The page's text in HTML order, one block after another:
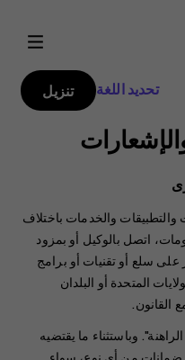
تحديد اللغة تنزيل
والخدمات باختلاف
اتصل بالوكيل أو بمزود
سلع أو تقنيات أو برامج
المتحدة أو البلدان
القانون.
وباستثناء ما يقتضيه